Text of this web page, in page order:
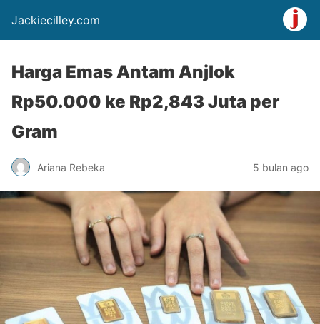
Jackiecilley.com
Harga Emas Antam Anjlok
Rp50.000 ke Rp2,843 Juta per
Gram
Ariana Rebeka 5 bulan ago